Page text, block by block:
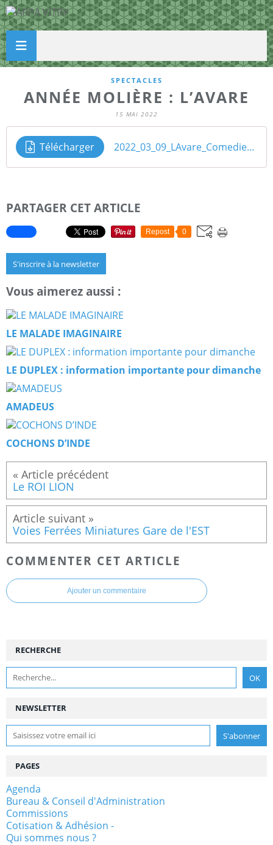
SPECTACLES
ANNÉE MOLIÈRE : L’AVARE
15 MAI 2022
Télécharger 2022_03_09_LAvare_Comedie_Francaise
PARTAGER CET ARTICLE
Repost 0
S'inscrire à la newsletter
Vous aimerez aussi :
LE MALADE IMAGINAIRE
LE DUPLEX : information importante pour dimanche
AMADEUS
COCHONS D’INDE
Le ROI LION
Voies Ferrées Miniatures Gare de l'EST
COMMENTER CET ARTICLE
Ajouter un commentaire
NEWSLETTER
RECHERCHE
PAGES
Agenda
Bureau & Conseil d'Administration
Commissions
Cotisation & Adhésion -
Qui sommes nous ?